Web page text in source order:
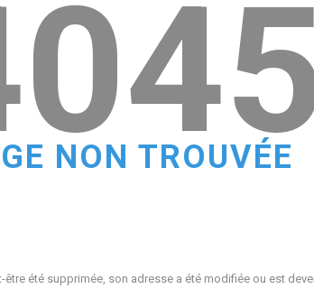
NON TROUVÉE
être été supprimée, son adresse a été modifiée ou est